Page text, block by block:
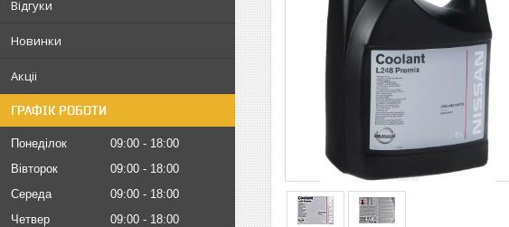
Відгуки
Новинки
Акціі
ГРАФІК РОБОТИ
Понеділок 09:00
18:00
Вівторок
09:00
18:00
Середа
09:00
18:00
Четвер
09:00
18:00